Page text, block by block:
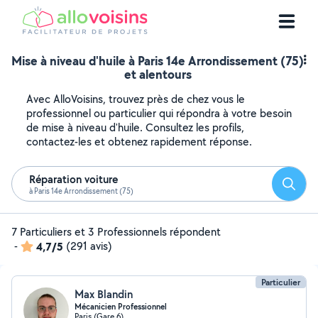
Mise à niveau d'huile à Paris 14e Arrondissement (75)
et alentours
Avec AlloVoisins, trouvez près de chez vous le
professionnel ou particulier qui répondra à votre besoin
de mise à niveau d'huile. Consultez les profils,
contactez-les et obtenez rapidement réponse.
Réparation voiture
à Paris 14e Arrondissement (75)
7 Particuliers et 3 Professionnels répondent
-
4,7/5 (291 avis)
Particulier
Max Blandin
Mécanicien Professionnel